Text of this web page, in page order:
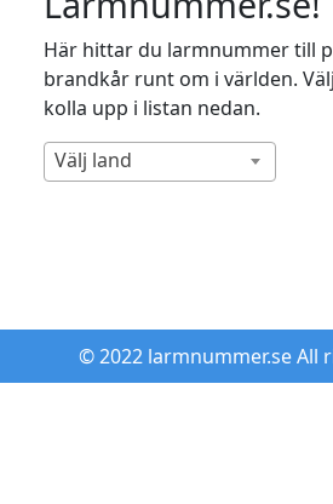
Här hittar du larmnummer till
brandkår runt om i världen.
kolla upp i listan nedan.
Välj land
© 2022 larmnummer.se All